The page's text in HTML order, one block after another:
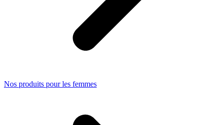
Nos produits pour les femmes